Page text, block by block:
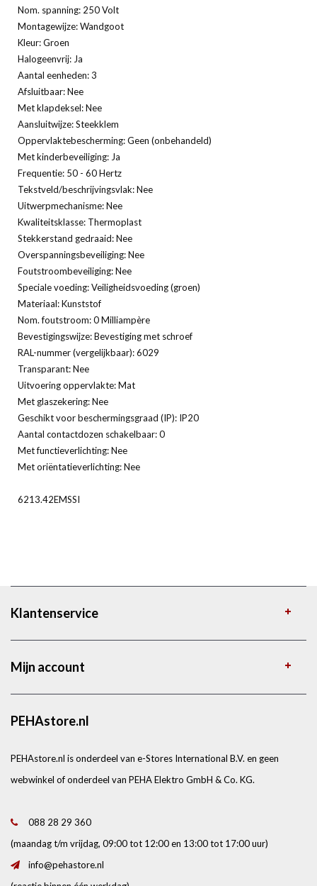
Nom. spanning: 250 Volt
Montagewijze: Wandgoot
Kleur: Groen
Halogeenvrij: Ja
Aantal eenheden: 3
Afsluitbaar: Nee
Met klapdeksel: Nee
Aansluitwijze: Steekklem
Oppervlaktebescherming: Geen (onbehandeld)
Met kinderbeveiliging: Ja
Frequentie: 50 - 60 Hertz
Tekstveld/beschrijvingsvlak: Nee
Uitwerpmechanisme: Nee
Kwaliteitsklasse: Thermoplast
Stekkerstand gedraaid: Nee
Overspanningsbeveiliging: Nee
Foutstroombeveiliging: Nee
Speciale voeding: Veiligheidsvoeding (groen)
Materiaal: Kunststof
Nom. foutstroom: 0 Milliampère
Bevestigingswijze: Bevestiging met schroef
RAL-nummer (vergelijkbaar): 6029
Transparant: Nee
Uitvoering oppervlakte: Mat
Met glaszekering: Nee
Geschikt voor beschermingsgraad (IP): IP20
Aantal contactdozen schakelbaar: 0
Met functieverlichting: Nee
Met oriëntatieverlichting: Nee
6213.42EMSSI
Klantenservice
Mijn account
PEHAstore.nl
PEHAstore.nl is onderdeel van e-Stores International B.V. en geen
webwinkel of onderdeel van PEHA Elektro GmbH & Co. KG.
088 28 29 360
(maandag t/m vrijdag, 09:00 tot 12:00 en 13:00 tot 17:00 uur)
info@pehastore.nl